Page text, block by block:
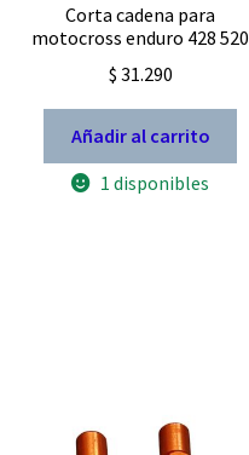
Corta cadena para
motocross enduro 428 520
$ 31.290
Añadir al carrito
1 disponibles